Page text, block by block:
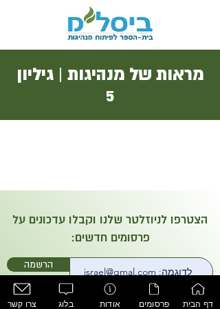
מראות של מנהיגות | גיליון
5
הצטרפו לניוזלטר שלנו וקבלו עדכונים על
פרסומים חדשים:
הרשמה
צרו קשר בלוג אודות פרסומים דף הבית